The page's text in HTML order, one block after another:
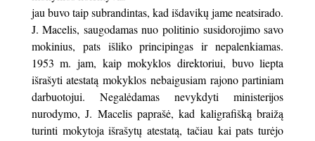
jau buvo taip subrandintas, kad išdavikų jame neatsirado.
J. Macelis, saugodamas nuo politinio susidorojimo savo
mokinius, pats išliko principingas ir nepalenkiamas.
1953 m. jam, kaip mokyklos direktoriui, buvo liepta
išrašyti atestatą mokyklos nebaigusiam rajono partiniam
darbuotojui. Negalėdamas nevykdyti ministerijos
nurodymo, J. Macelis paprašė, kad kaligrafišką braižą
turinti mokytoja išrašytų atestatą, tačiau kai pats turėjo